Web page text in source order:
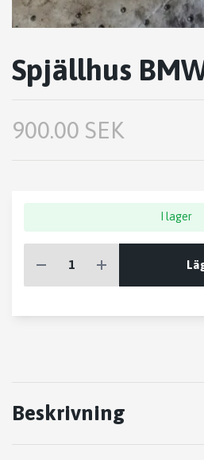
Spjällhus
900.00 SEK
I lager
Beskrivning